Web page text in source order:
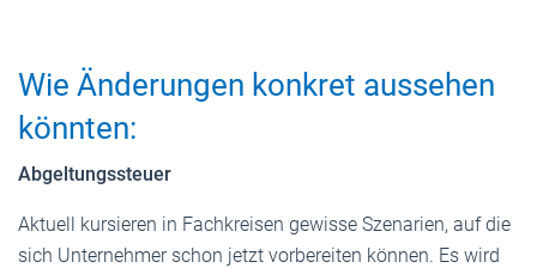
Wie Änderungen konkret aussehen
könnten:
Abgeltungssteuer
Aktuell kursieren in Fachkreisen gewisse Szenarien, auf die
sich Unternehmer schon jetzt vorbereiten können. Es wird